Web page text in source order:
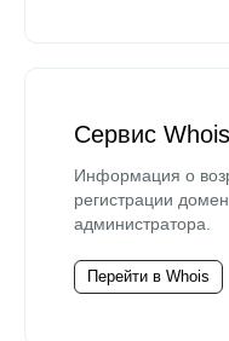
Сервис Whois
Информация о
регистрации
администратора.
Перейти в Whois